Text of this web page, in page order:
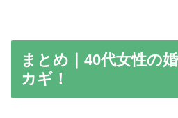
まとめ｜40代女性の
カギ！